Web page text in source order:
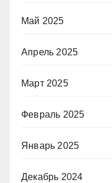
Май 2025
Апрель 2025
Март 2025
Февраль 2025
Январь 2025
Декабрь 2024